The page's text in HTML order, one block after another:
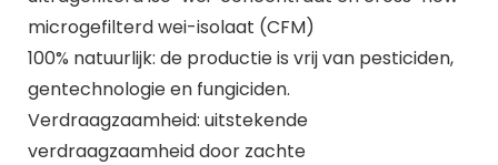
microgefilterd wei-isolaat (CFM)
100% natuurlijk: de productie is vrij van pesticiden,
gentechnologie en fungiciden.
Verdraagzaamheid: uitstekende
verdraagzaamheid door zachte